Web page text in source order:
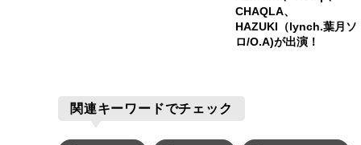
CHAQLA、
HAZUKI（lynch.葉月ソ
ロ/O.A)が出演！
関連キーワードでチェック